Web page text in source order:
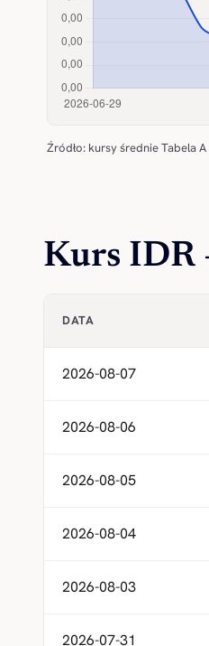
Źródło: kursy średnie Tabela
Kurs IDR
DATA
2026-08-07
2026-08-06
2026-08-05
2026-08-04
2026-08-03
2026-07-31